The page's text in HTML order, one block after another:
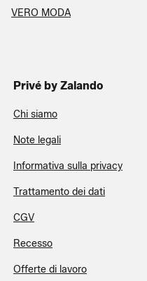
VERO MODA
Privé by Zalando
Chi siamo
Note legali
Informativa sulla privacy
Trattamento dei dati
CGV
Recesso
Offerte di lavoro